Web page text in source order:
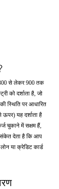
से लेकर 900 तक
को दर्शाता है, जो
स्थिति पर आधारित
यह दर्शाता है
चुकाने में सक्षम हैं,
देता है कि आप
या क्रेडिट कार्ड